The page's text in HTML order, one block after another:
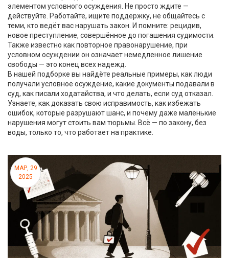
элементом условного осуждения . Не просто ждите —
действуйте. Работайте, ищите поддержку, не общайтесь с
теми, кто ведёт вас нарушать закон. И помните: рецидив,
новое преступление, совершённое до погашения судимости
Также известно какповторное правонарушение, при
условном осуждении он означает немедленное лишение
свободы — это конец всех надежд.
В нашей подборке вы найдёте реальные примеры, как люди
получали условное осуждение, какие документы подавали в
суд, как писали ходатайства, и что делать, если суд отказал.
Узнаете, как доказать свою исправимость, как избежать
ошибок, которые разрушают шанс, и почему даже маленькие
нарушения могут стоить вам тюрьмы. Всё — по закону, без
воды, только то, что работает на практике.
МАР, 29
2025